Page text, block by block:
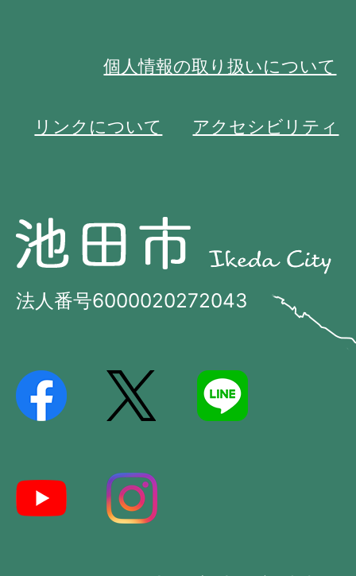
個人情報の取り扱いについて
リンクについて アクセシビリティ
池
田
市
法人番号6000020272043
田
市
の